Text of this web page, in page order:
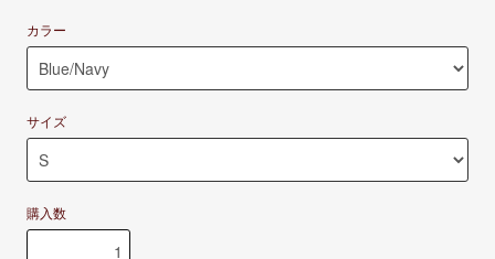
カラー
サイズ
購入数